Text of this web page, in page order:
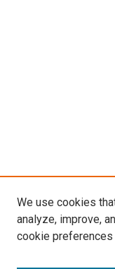
We use cookies
analyze, improve,
cookie preferences